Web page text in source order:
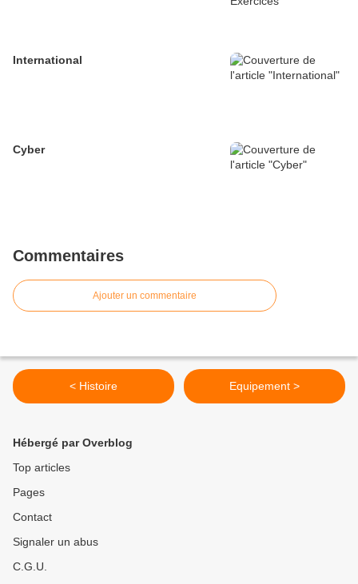
International
Cyber
Commentaires
Ajouter un commentaire
< Histoire Equipement >
Hébergé par Overblog
Top articles
Pages
Contact
Signaler un abus
C.G.U.